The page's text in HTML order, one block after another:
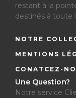
restant à la
destinés à toute
NOTRE
MENTIONS
CONATCEZ-
Une Question?
Notre service